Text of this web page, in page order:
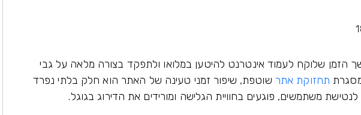
הזמן שלוקח לעמוד אינטרנט להיטען במלואו ולתפקד בצורה מלאה על גבי
תחזוקת אתר שוטפת, שיפור זמני טעינה של האתר הוא חלק בלתי נפרד
משתמשים, פוגעים בחוויית הגלישה ומורידים את הדירוג בגוגל.